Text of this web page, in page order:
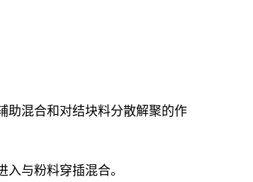
助混合和对结块料分散解聚的作
与粉料穿插混合。